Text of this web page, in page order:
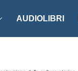
AUDIOLIBRI